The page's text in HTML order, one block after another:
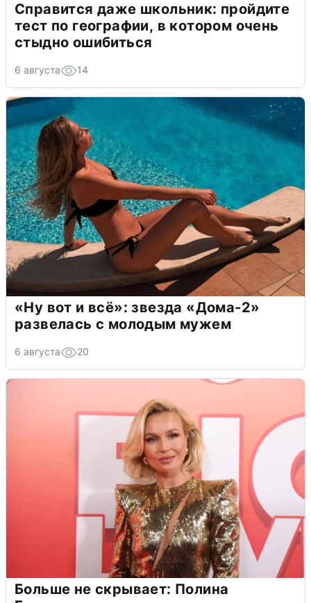
Справится даже школьник: пройдите
тест по географии, в котором очень
стыдно ошибиться
6 августа 14
«Ну вот и всё»: звезда «Дома-2»
развелась с молодым мужем
6 августа 20
Больше не скрывает: Полина